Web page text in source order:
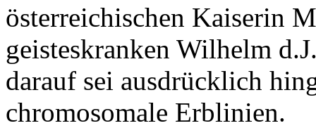
österreichischen Kaiserin
geisteskranken Wilhelm
darauf sei ausdrücklich
chromosomale Erblinien.